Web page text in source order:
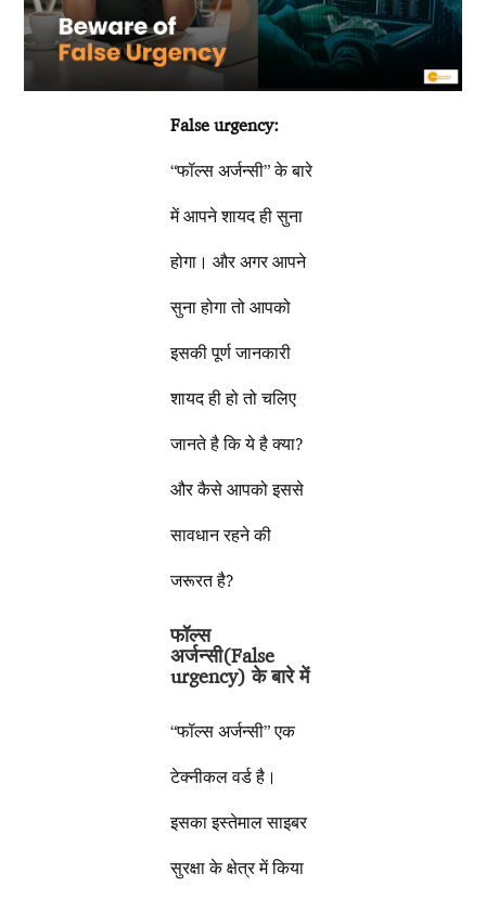
False urgency:
“फॉल्स अर्जन्सी” के बारे
में आपने शायद ही सुना
होगा। और अगर आपने
सुना होगा तो आपको
इसकी पूर्ण जानकारी
शायद ही हो तो चलिए
जानते है कि ये है क्या?
और कैसे आपको इससे
सावधान रहने की
जरूरत है?
फॉल्स
अर्जन्सी(False
urgency) के बारे में
“फॉल्स अर्जन्सी” एक
टेक्नीकल वर्ड है।
इसका इस्तेमाल साइबर
सुरक्षा के क्षेत्र में किया